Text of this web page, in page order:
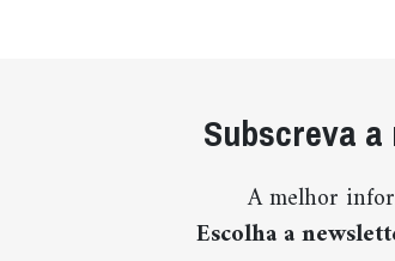
Subscreva
A melhor
Escolha a